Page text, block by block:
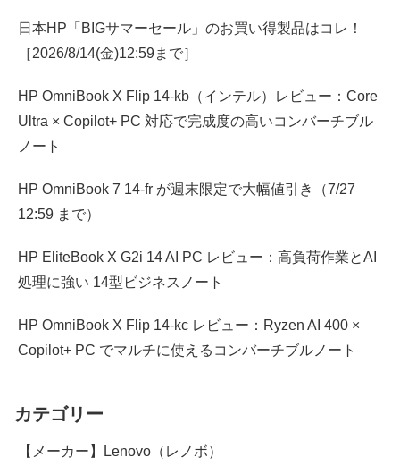
日本HP「BIGサマーセール」のお買い得製品はコレ！
［2026/8/14(金)12:59まで］
HP OmniBook X Flip 14-kb（インテル）レビュー：Core
Ultra × Copilot+ PC 対応で完成度の高いコンバーチブル
ノート
HP OmniBook 7 14-fr が週末限定で大幅値引き（7/27
12:59 まで）
HP EliteBook X G2i 14 AI PC レビュー：高負荷作業とAI
処理に強い 14型ビジネスノート
HP OmniBook X Flip 14-kc レビュー：Ryzen AI 400 ×
Copilot+ PC でマルチに使えるコンバーチブルノート
カテゴリー
【メーカー】Lenovo（レノボ）